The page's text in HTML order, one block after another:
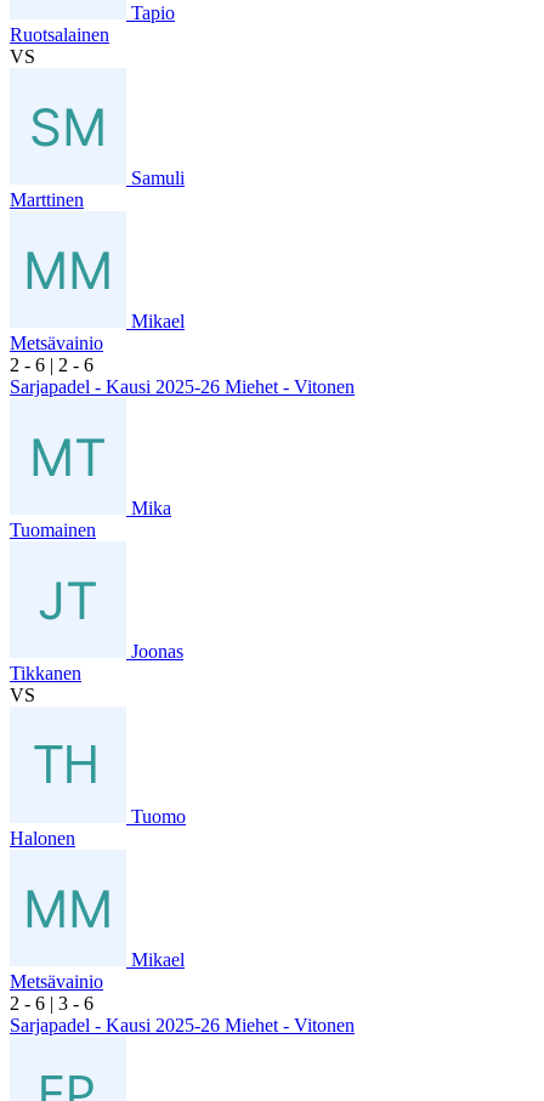
Tapio
Ruotsalainen
VS
Samuli
Marttinen
Mikael
Metsävainio
2 - 6 | 2 - 6
Sarjapadel - Kausi 2025-26 Miehet - Vitonen
Mika
Tuomainen
Joonas
Tikkanen
VS
Tuomo
Halonen
Mikael
Metsävainio
2 - 6 | 3 - 6
Sarjapadel - Kausi 2025-26 Miehet - Vitonen